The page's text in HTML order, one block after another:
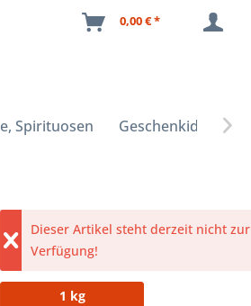
0,00 € *
Spirituosen Geschenkideen
Dieser Artikel steht derzeit nicht zur
Verfügung!
1 kg